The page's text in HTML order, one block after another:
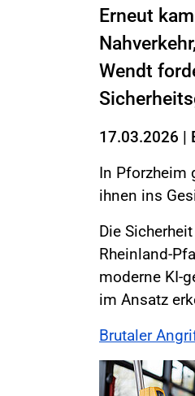
Erneut
Wendt
17.03.2026 |
In Pforzheim
ihnen ins
Die
Rheinland-
moderne KI-
im Ansatz
Brutaler